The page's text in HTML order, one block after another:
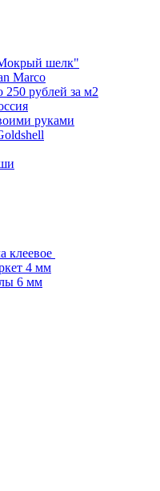
шелк"
Marco
250 рублей за м2
руками
клеевое
4 мм
6 мм